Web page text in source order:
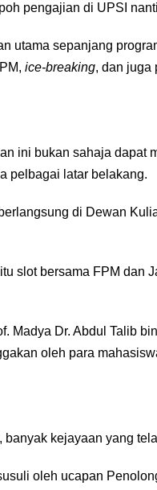
pengajian di UPSI
utama sepanjang
ice-breaking, dan juga
ini bukan sahaja dapat
pelbagai latar belakang.
di Dewan
slot bersama FPM dan
Madya Dr. Abdul Talib
oleh para
banyak kejayaan yang
oleh ucapan